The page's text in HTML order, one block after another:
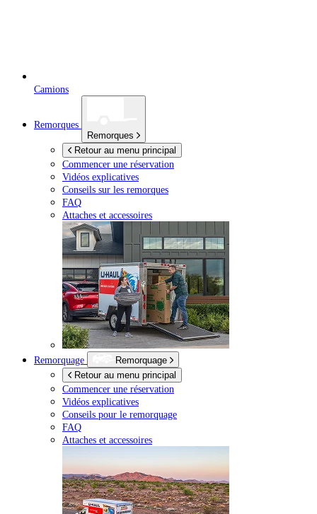
Camions
Remorques
Remorques
Retour au menu principal
Commencer une réservation
Vidéos explicatives
Conseils sur les remorques
FAQ
Attaches et accessoires
Remorquage
Remorquage
Retour au menu principal
Commencer une réservation
Vidéos explicatives
Conseils pour le remorquage
FAQ
Attaches et accessoires